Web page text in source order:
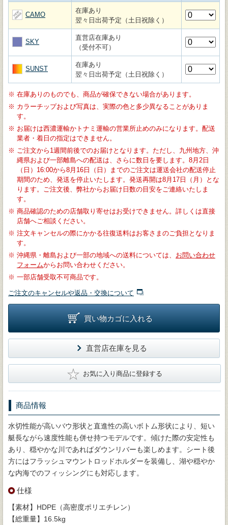
CAMO
在庫あり
翌々日出荷予定（土日祝除く）
SKY
直営店在庫あり
（受付不可）
SUNST
在庫あり
翌々日出荷予定（土日祝除く）
※ 在庫ありのものでも、商品が確保できない場合があります。
※ カラーチップおよび写真は、実際の色と多少異なることがありま
す。
※ お届けは西濃運輸かトナミ運輸の営業所止めのみになります。配送
業者・着日の指定はできません。
※ ご注文から1週間前後でのお届けとなります。ただし、九州地方、沖
縄県および一部離島への配送は、さらに数日を要します。8月2日
（日）16:00から8月16日（日）までのご注文は運送会社の配送停止
期間のため、発送を停止いたします。発送再開は8月17日（月）とな
ります。ご注文後、弊社からお届け日数の目安をご連絡いたしま
す。
※ 商品確認のための店舗取り寄せはお受けできません。詳しくは直接
店舗へご相談ください。
※ 注文キャンセルの際にかかる往復送料はお客さまのご負担となりま
す。
※ 沖縄県・離島および一部の地域への送料については、 お問い合わせ
フォームからお問い合わせください。
※ 一部店舗受取不可商品です。
ご注文のキャンセルや返品・交換について
買い物カゴに入れる
直営店在庫を見る
★ お気に入り商品に登録する
商品情報
水切性能が高いバウ形状と直進性の高いボトム形状により、短い
艇長ながら速度性能も併せ持つモデルです。傾けた際の安定性も
あり、穏やかな川であればダウンリバーも楽しめます。シート後
方にはフラッシュマウントロッドホルダーを装備し、湖や穏やか
な内海でのフィッシングにも対応します。
仕様
【素材】HDPE（高密度ポリエチレン）
【総重量】16.5kg